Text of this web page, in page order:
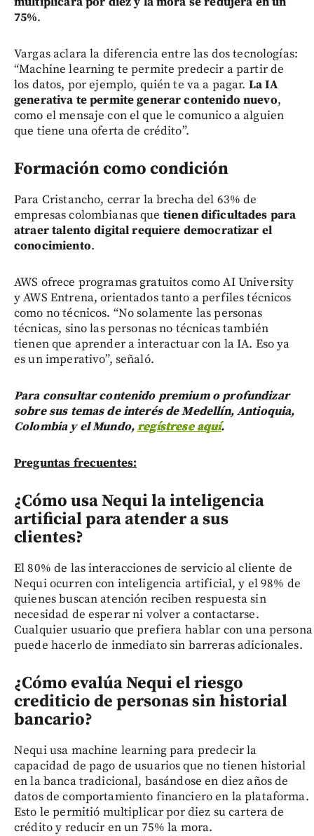
75%.
Vargas aclara la diferencia entre las dos tecnologías:
“Machine learning te permite predecir a partir de
los datos, por ejemplo, quién te va a pagar. La IA
generativa te permite generar contenido nuevo,
como el mensaje con el que le comunico a alguien
que tiene una oferta de crédito”.
Formación como condición
Para Cristancho, cerrar la brecha del 63% de
empresas colombianas que tienen dificultades para
atraer talento digital requiere democratizar el
conocimiento.
AWS ofrece programas gratuitos como AI University
y AWS Entrena, orientados tanto a perfiles técnicos
como no técnicos. “No solamente las personas
técnicas, sino las personas no técnicas también
tienen que aprender a interactuar con la IA. Eso ya
es un imperativo”, señaló.
Para consultar contenido premium o profundizar
sobre sus temas de interés de Medellín, Antioquia,
Colombia y el Mundo,regístrese aquí.
Preguntas frecuentes:
¿Cómo usa Nequi la inteligencia
artificial para atender a sus
clientes?
El 80% de las interacciones de servicio al cliente de
Nequi ocurren con inteligencia artificial, y el 98% de
quienes buscan atención reciben respuesta sin
necesidad de esperar ni volver a contactarse.
Cualquier usuario que prefiera hablar con una persona
puede hacerlo de inmediato sin barreras adicionales.
¿Cómo evalúa Nequi el riesgo
crediticio de personas sin historial
bancario?
Nequi usa machine learning para predecir la
capacidad de pago de usuarios que no tienen historial
en la banca tradicional, basándose en diez años de
datos de comportamiento financiero en la plataforma.
Esto le permitió multiplicar por diez su cartera de
crédito y reducir en un 75% la mora.